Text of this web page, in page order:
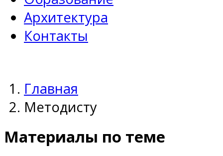
Архитектура
Контакты
Главная
Методисту
Материалы по теме